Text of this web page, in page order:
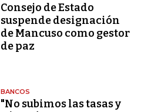
Consejo de Estado
suspende designación
de Mancuso como gestor
de paz
BANCOS
"No subimos las tasas y